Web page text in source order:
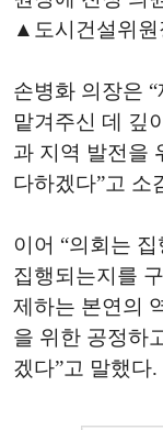
▲도시건설위원
손병화 의장은
맡겨주신 데 깊
과 지역 발전을
다하겠다”고 소
이어 “의회는
집행되는지를
제하는 본연의
을 위한 공정하
겠다”고 말했다.